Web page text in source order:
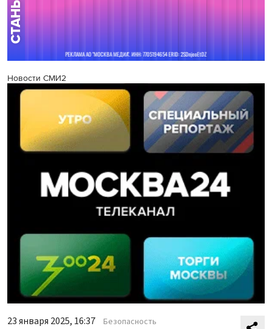
Новости СМИ2
23 января 2025, 16:37 Безопасность